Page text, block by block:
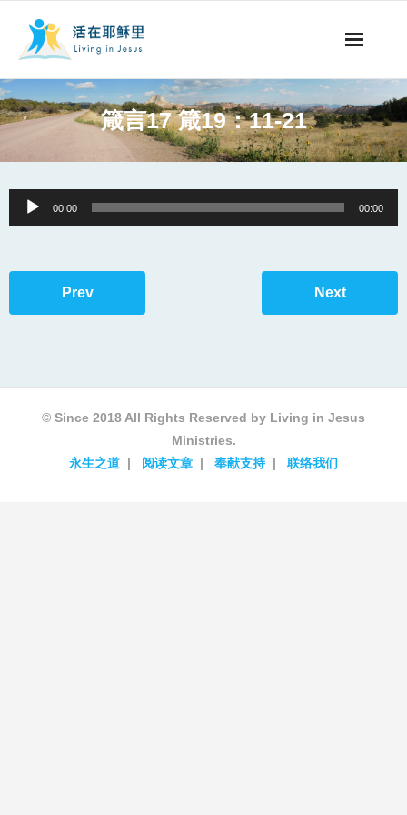
事工概要
阅读文章
箴言17 箴19：11-21
Audio
Player
00:00 00:00
Prev Next
© Since 2018 All Rights Reserved by Living in Jesus
Ministries.
永生之道
阅读文章 奉献支持 联络我们